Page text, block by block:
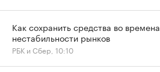
Как сохранить средства во времена
нестабильности рынков
РБК и Сбер, 10:10